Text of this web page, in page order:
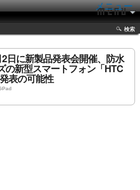
メニュー
検索
日に新製品発表会開催、防水
の新型スマートフォン「HTC
表の可能性